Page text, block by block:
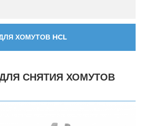
ХОМУТОВ HCL
СНЯТИЯ ХОМУТОВ